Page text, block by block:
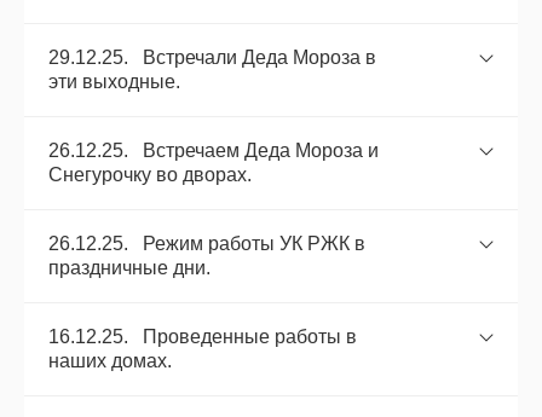
29.12.25. Встречали Деда Мороза в
эти выходные.
26.12.25. Встречаем Деда Мороза и
Снегурочку во дворах.
26.12.25. Режим работы УК РЖК в
праздничные дни.
16.12.25. Проведенные работы в
наших домах.